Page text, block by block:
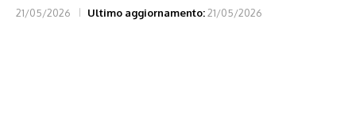
21/05/2026 Ultimo aggiornamento:21/05/2026